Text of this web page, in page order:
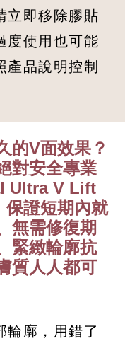
立即移除膠貼
度使用也可能
產品說明控制
的V面效果？
對安全專業
Ultra V Lift
保證短期內就
無需修復期
緊緻輪廓抗
質人人都可
輪廓，用錯了